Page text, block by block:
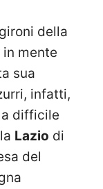
della
in mente
sua
infatti,
difficile
Lazio di
del